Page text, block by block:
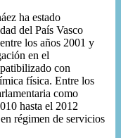
ha estado
del País Vasco
los años 2001 y
en el
con
física. Entre los
como
hasta el 2012
régimen de servicios